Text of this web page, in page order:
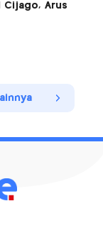
Cijago, Arus